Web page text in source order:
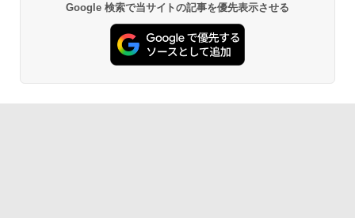
Google 検索で当サイトの記事を優先表示させる